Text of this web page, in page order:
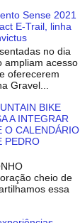
Sense 2021
E-Trail, linha
no dia
ampliam acesso
oferecerem
Gravel...
BIKE
A INTEGRAR
O CALENDÁRIO
PEDRO
cheio de
essa